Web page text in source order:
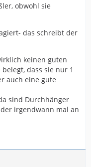
obwohl sie
das schreibt der
keinen guten
dass sie nur 1
auch eine gute
sind Durchhänger
irgendwann mal an